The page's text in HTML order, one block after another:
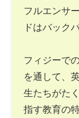
フルエンサ
ドはバック
フィジーで
を通して、
生たちがた
指す教育の